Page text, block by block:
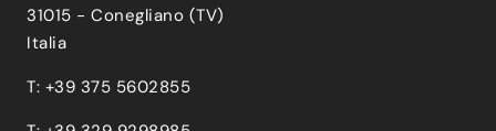
31015 - Conegliano (TV)
Italia
T: +39 375 5602855